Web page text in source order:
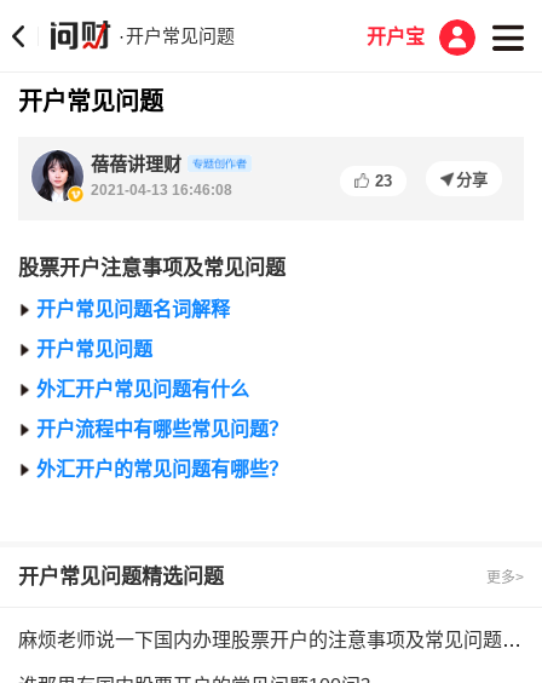
·开户常见问题 开户宝
开户常见问题
蓓蓓讲理财
2021-04-13 16:46:08 23 分享
股票开户注意事项及常见问题
开户常见问题名词解释
开户常见问题
外汇开户常见问题有什么
开户流程中有哪些常见问题？
外汇开户的常见问题有哪些？
开户常见问题精选问题 更多>
麻烦老师说一下国内办理股票开户的注意事项及常见问题有哪些？